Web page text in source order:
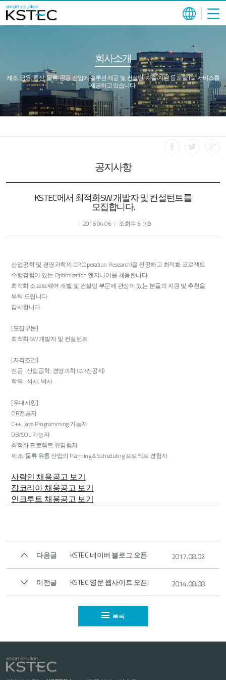
회사소개
제조, 금융, 통신, 물류, 공공 산업에 솔루션 제공 및 컨설팅, 기술 지원 등 토탈 ICT 서비스를
제공하고 있습니다.
공지사항
KSTEC에서 최적화SW 개발자 및 컨설턴트를
모집합니다.
2016.04.06 조회수 5,149
산업공학 및 경영과학의 OR(Operation Research)을 전공하고 최적화 프로젝트
수행경험이 있는 Optimization 엔지니어를 채용합니다.
최적화 소프트웨어 개발 및 컨설팅 부문에 관심이 있는 분들의 지원 및 추천을
부탁 드립니다.
감사합니다.
[모집부문]
최적화 SW 개발자 및 컨설턴트
[자격조건]
전공 : 산업공학, 경영과학 (OR전공자)
학력 : 석사, 박사
[우대사항]
OR전공자
C++, Java Programming 가능자
DB/SQL 가능자
최적화 프로젝트 유경험자
제조, 물류 유통 산업의 Planning & Scheduling 프로젝트 경험자
사람인 채용공고 보기
잡코리아 채용공고 보기
인크루트 채용공고 보기
다음글 KSTEC 네이버 블로그 오픈 2017.08.02
이전글 KSTEC 영문 웹사이트 오픈! 2014.08.08
목록